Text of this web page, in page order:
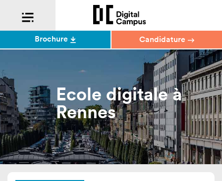
Ecole digitale à
Rennes
Brochure Candidature